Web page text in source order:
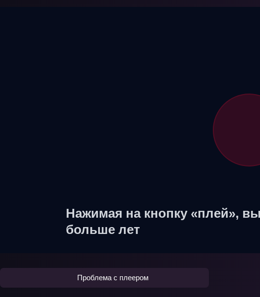
Нажимая на кнопку «плей»,
больше лет
Проблема с плеером